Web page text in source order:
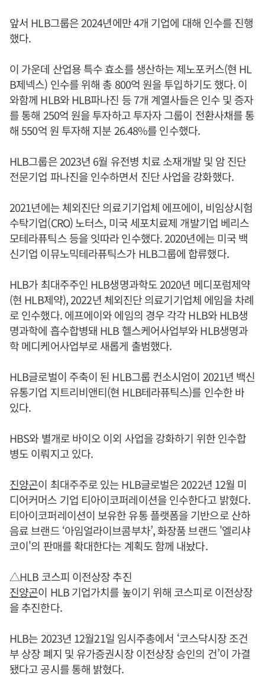
앞서 HLB그룹은 2024년에만 4개 기업에 대해 인수를 진행
했다.
이 가운데 산업용 특수 효소를 생산하는 제노포커스(현 HL
B제넥스) 인수를 위해 총 800억 원을 투입하기도 했다. 이
와함께 HLB와 HLB파나진 등 7개 계열사들은 인수 및 증자
를 통해 250억 원을 투자하고 투자자 그룹이 전환사채를 통
해 550억 원 투자해 지분 26.48%를 인수했다.
HLB그룹은 2023년 6월 유전병 치료 소재개발 및 암 진단
전문기업 파나진을 인수하면서 진단 사업을 강화했다.
2021년에는 체외진단 의료기기업체 에프에이, 비임상시험
수탁기업(CRO) 노터스, 미국 세포치료제 개발기업 베리스
모테라퓨틱스 등을 잇따라 인수했다. 2020년에는 미국 백
신기업 이뮤노믹테라퓨틱스가 HLB그룹에 합류했다.
HLB가 최대주주인 HLB생명과학도 2020년 메디포럼제약
(현 HLB제약), 2022년 체외진단 의료기기업체 에임을 차례
로 인수했다. 에프에이와 에임의 경우 각각 HLB와 HLB생
명과학에 흡수합병돼 HLB 헬스케어사업부와 HLB생명과
학 메디케어사업부로 새롭게 출범했다.
HLB글로벌이 주축이 된 HLB그룹 컨소시엄이 2021년 백신
유통기업 지트리비앤티(현 HLB테라퓨틱스)를 인수한 바
있다.
HBS와 별개로 바이오 이외 사업을 강화하기 위한 인수합
병도 이뤄지고 있다.
진양곤이 최대주주로 있는 HLB글로벌은 2022년 12월 미
디어커머스 기업 티아이코퍼레이션을 인수한다고 밝혔다.
티아이코퍼레이션이 보유한 유통 플랫폼을 기반으로 산하
음료 브랜드 ‘아임얼라이브콤부차’, 화장품 브랜드 '엘리샤
코이'의 판매를 확대한다는 계획도 함께 내놨다.
△HLB 코스피 이전상장 추진
진양곤이 HLB 기업가치를 높이기 위해 코스피로 이전상장
을 추진한다.
HLB는 2023년 12월21일 임시주총에서 ‘코스닥시장 조건
부 상장 폐지 및 유가증권시장 이전상장 승인의 건’이 가결
됐다고 공시를 통해 밝혔다.